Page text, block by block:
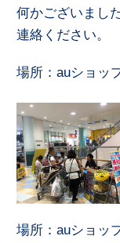
何かございまし
連絡ください。
場所：auショッ
場所：auショッ